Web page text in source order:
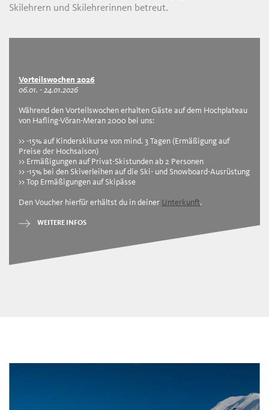
Skilehrern und Skilehrerinnen betreut.
Vorteilswochen 2026
06.01. - 24.01.2026
Während den Vorteilswochen erhalten Gäste auf dem Hochplateau
von Hafling-Vöran-Meran 2000 bei uns:
>> -15% auf Kinderskikurse von mind. 3 Tagen (Ermäßigung auf
Preise der Hochsaison)
>> Ermäßigungen auf Privat-Skistunden ab 2 Personen
>> -15% bei den Skiverleihen auf die Ski- und Snowboard-Ausrüstung
>> Top Ermäßigungen auf Skipässe
Den Voucher hierfür erhältst du in deiner Unterkunft.
WEITERE INFOS